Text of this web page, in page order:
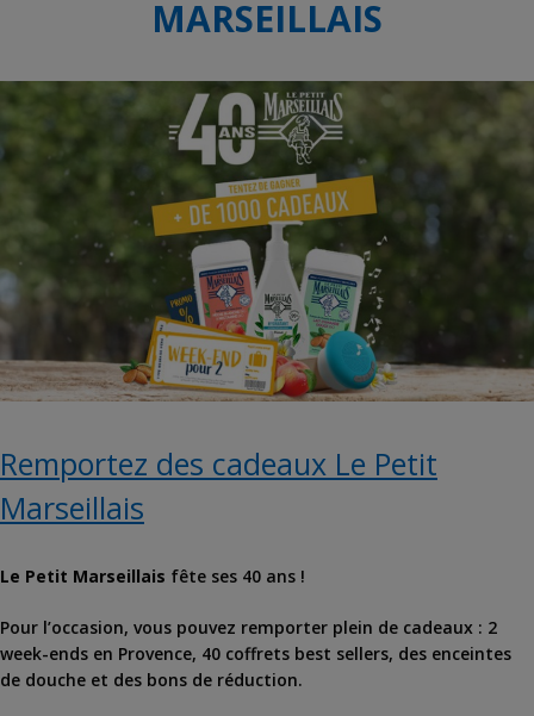
MARSEILLAIS
Remportez des cadeaux Le Petit
Marseillais
Le Petit Marseillais fête ses 40 ans !
Pour l’occasion, vous pouvez remporter plein de cadeaux : 2
week-ends en Provence, 40 coffrets best sellers, des enceintes
de douche et des bons de réduction.